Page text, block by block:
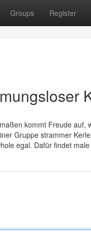
Groups Register
kommt Freude auf,
Gruppe strammer
egal. Dafür findet